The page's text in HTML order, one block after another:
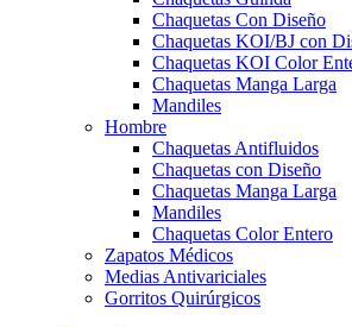
Chaquetas Con Diseño
Chaquetas KOI/BJ con
Chaquetas KOI Color
Chaquetas Manga Larga
Mandiles
Hombre
Chaquetas Antifluidos
Chaquetas con Diseño
Chaquetas Manga Larga
Mandiles
Chaquetas Color Entero
Zapatos Médicos
Medias Antivariciales
Gorritos Quirúrgicos